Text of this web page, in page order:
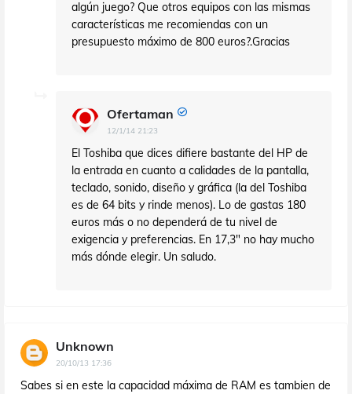
algún juego? Que otros equipos con las mismas
características me recomiendas con un
presupuesto máximo de 800 euros?.Gracias
Ofertaman
12/1/14 21:23
El Toshiba que dices difiere bastante del HP de
la entrada en cuanto a calidades de la pantalla,
teclado, sonido, diseño y gráfica (la del Toshiba
es de 64 bits y rinde menos). Lo de gastas 180
euros más o no dependerá de tu nivel de
exigencia y preferencias. En 17,3" no hay mucho
más dónde elegir. Un saludo.
Unknown
20/10/13 17:36
Sabes si en este la capacidad máxima de RAM es tambien de